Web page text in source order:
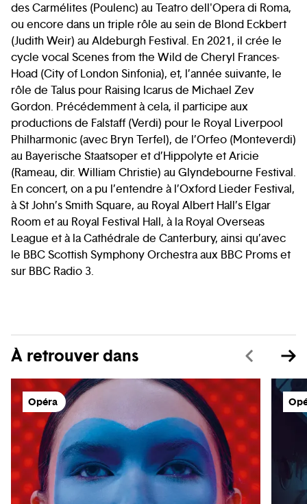
des Carmélites (Poulenc) au Teatro dell'Opera di Roma,
ou encore dans un triple rôle au sein de Blond Eckbert
(Judith Weir) au Aldeburgh Festival. En 2021, il crée le
cycle vocal Scenes from the Wild de Cheryl Frances-
Hoad (City of London Sinfonia), et, l’année suivante, le
rôle de Talus pour Raising Icarus de Michael Zev
Gordon. Précédemment à cela, il participe aux
productions de Falstaff (Verdi) pour le Royal Liverpool
Philharmonic (avec Bryn Terfel), de l’Orfeo (Monteverdi)
au Bayerische Staatsoper et d’Hippolyte et Aricie
(Rameau, dir. William Christie) au Glyndebourne Festival.
En concert, on a pu l’entendre à l’Oxford Lieder Festival,
à St John’s Smith Square, au Royal Albert Hall’s Elgar
Room et au Royal Festival Hall, à la Royal Overseas
League et à la Cathédrale de Canterbury, ainsi qu’avec
le BBC Scottish Symphony Orchestra aux BBC Proms et
sur BBC Radio 3.
À retrouver dans
Opéra